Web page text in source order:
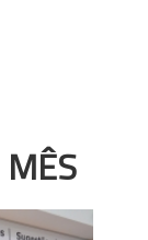
MÊS